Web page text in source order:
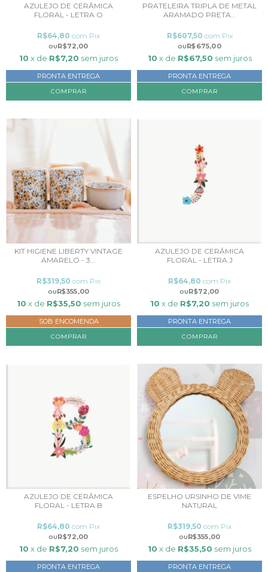
AZULEJO DE CERÂMICA
FLORAL - LETRA O
R$72,00
R$64,80 com Pix
10 x de R$7,20 sem juros
PRONTA ENTREGA
PRATELEIRA TRIPLA DE METAL
ARAMADO PRETA...
R$675,00
R$607,50 com Pix
10 x de R$67,50 sem juros
PRONTA ENTREGA
KIT HIGIENE LIBERTY VINTAGE
AMARELO - 3...
R$355,00
R$319,50 com Pix
10 x de R$35,50 sem juros
SOB ENCOMENDA
COMPRAR
AZULEJO DE CERÂMICA
FLORAL - LETRA J
R$72,00
R$64,80 com Pix
10 x de R$7,20 sem juros
PRONTA ENTREGA
AZULEJO DE CERÂMICA
FLORAL - LETRA B
R$72,00
R$64,80 com Pix
10 x de R$7,20 sem juros
PRONTA ENTREGA
ESPELHO URSINHO DE VIME
NATURAL
R$355,00
R$319,50 com Pix
10 x de R$35,50 sem juros
PRONTA ENTREGA